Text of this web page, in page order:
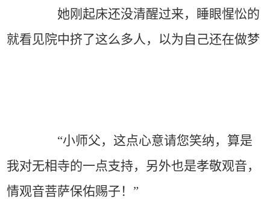
她刚起床还没清醒过来，睡眼惺忪的
就看见院中挤了这么多人，以为自己还在做梦
“小师父，这点心意请您笑纳，算是
我对无相寺的一点支持，另外也是孝敬观音，
情观音菩萨保佑赐子！”